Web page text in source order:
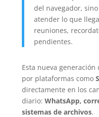
del navegador,
atender lo que
reuniones,
pendientes.
Esta nueva
por plataformas como
directamente en los
diario: WhatsApp,
sistemas de archivos.